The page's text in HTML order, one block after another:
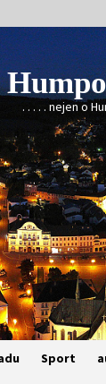
. . . . . nejen o
Sport